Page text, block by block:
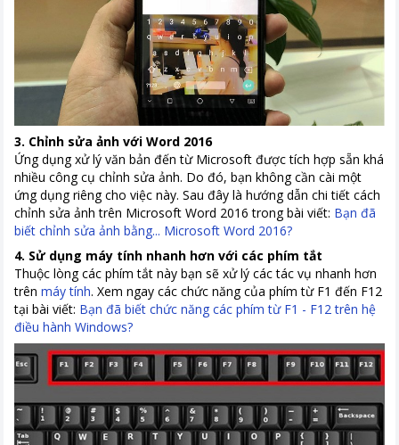
3. Chỉnh sửa ảnh với Word 2016
Ứng dụng xử lý văn bản đến từ Microsoft được tích hợp sẵn khá
nhiều công cụ chỉnh sửa ảnh. Do đó, bạn không cần cài một
ứng dụng riêng cho việc này. Sau đây là hướng dẫn chi tiết cách
chỉnh sửa ảnh trên Microsoft Word 2016 trong bài viết: Bạn đã
biết chỉnh sửa ảnh bằng... Microsoft Word 2016?
4. Sử dụng máy tính nhanh hơn với các phím tắt
Thuộc lòng các phím tắt này bạn sẽ xử lý các tác vụ nhanh hơn
trên máy tính. Xem ngay các chức năng của phím từ F1 đến F12
tại bài viết: Bạn đã biết chức năng các phím từ F1 - F12 trên hệ
điều hành Windows?